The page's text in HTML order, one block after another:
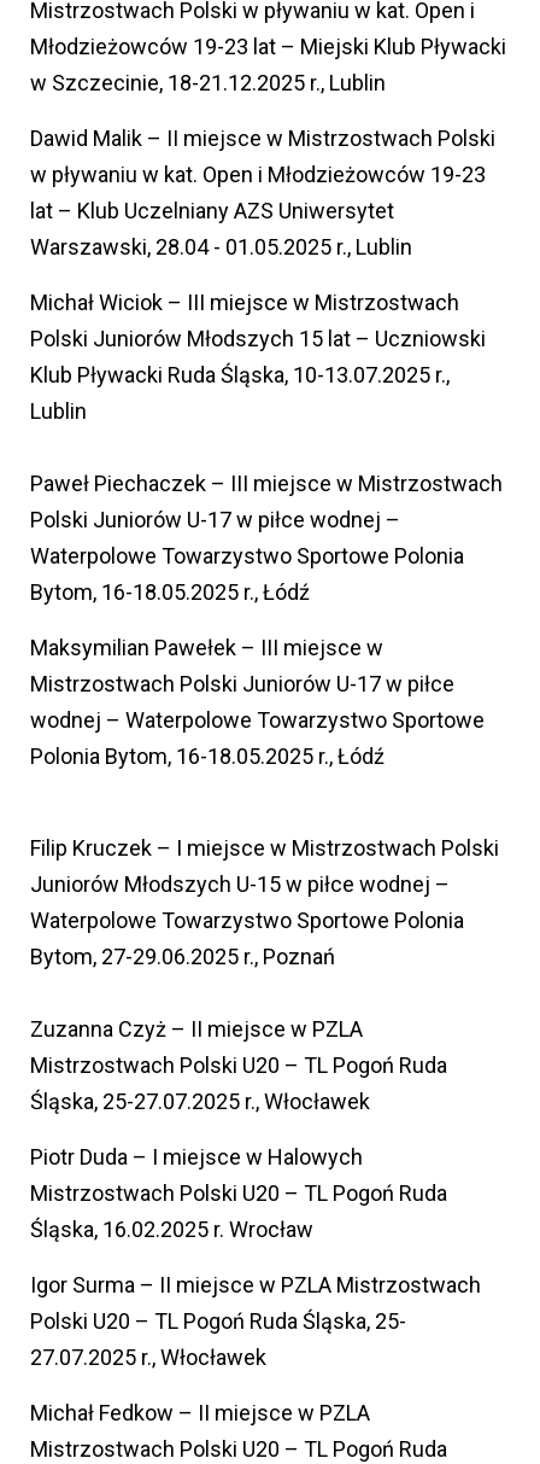
Mistrzostwach Polski w pływaniu w kat. Open i
Młodzieżowców 19-23 lat – Miejski Klub Pływacki
w Szczecinie, 18-21.12.2025 r., Lublin
Dawid Malik – II miejsce w Mistrzostwach Polski
w pływaniu w kat. Open i Młodzieżowców 19-23
lat – Klub Uczelniany AZS Uniwersytet
Warszawski, 28.04 - 01.05.2025 r., Lublin
Michał Wiciok – III miejsce w Mistrzostwach
Polski Juniorów Młodszych 15 lat – Uczniowski
Klub Pływacki Ruda Śląska, 10-13.07.2025 r.,
Lublin
Paweł Piechaczek – III miejsce w Mistrzostwach
Polski Juniorów U-17 w piłce wodnej –
Waterpolowe Towarzystwo Sportowe Polonia
Bytom, 16-18.05.2025 r., Łódź
Maksymilian Pawełek – III miejsce w
Mistrzostwach Polski Juniorów U-17 w piłce
wodnej – Waterpolowe Towarzystwo Sportowe
Polonia Bytom, 16-18.05.2025 r., Łódź
Filip Kruczek – I miejsce w Mistrzostwach Polski
Juniorów Młodszych U-15 w piłce wodnej –
Waterpolowe Towarzystwo Sportowe Polonia
Bytom, 27-29.06.2025 r., Poznań
Zuzanna Czyż – II miejsce w PZLA
Mistrzostwach Polski U20 – TL Pogoń Ruda
Śląska, 25-27.07.2025 r., Włocławek
Piotr Duda – I miejsce w Halowych
Mistrzostwach Polski U20 – TL Pogoń Ruda
Śląska, 16.02.2025 r. Wrocław
Igor Surma – II miejsce w PZLA Mistrzostwach
Polski U20 – TL Pogoń Ruda Śląska, 25-
27.07.2025 r., Włocławek
Michał Fedkow – II miejsce w PZLA
Mistrzostwach Polski U20 – TL Pogoń Ruda